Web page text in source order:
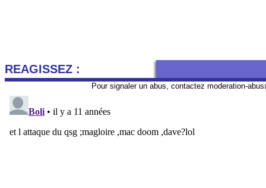
REAGISSEZ :
Pour signaler un abus, contactez moderation-